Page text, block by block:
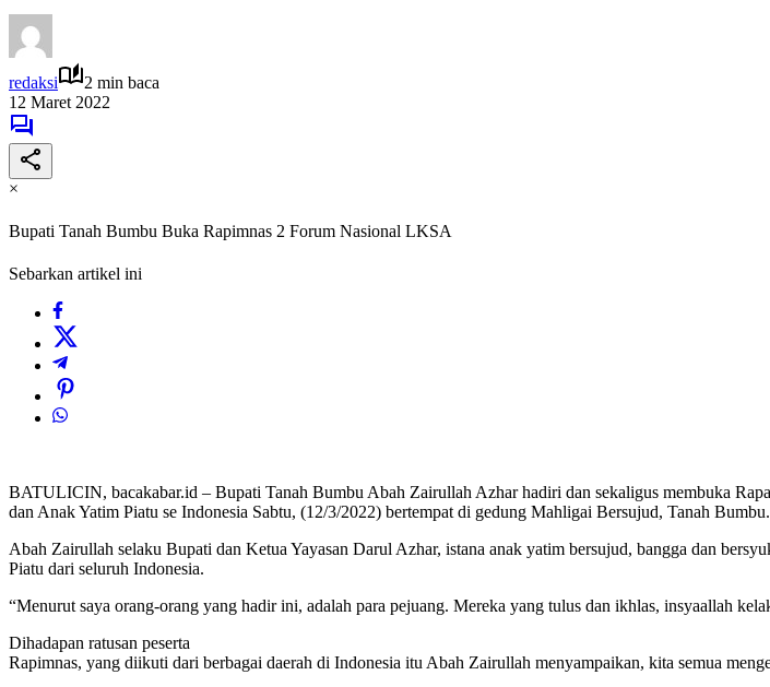
redaksi
2 min baca
12 Maret 2022
×
Bupati Tanah Bumbu Buka Rapimnas 2 Forum Nasional LKSA
Sebarkan artikel ini
BATULICIN, bacakabar.id – Bupati Tanah Bumbu Abah Zairullah Azhar hadiri dan sekaligus membuka
dan Anak Yatim Piatu se Indonesia Sabtu, (12/3/2022) bertempat di gedung Mahligai Bersujud, Tanah Bumbu.
Abah Zairullah selaku Bupati dan Ketua Yayasan Darul Azhar, istana anak yatim bersujud, bangga dan
Piatu dari seluruh Indonesia.
“Menurut saya orang-orang yang hadir ini, adalah para pejuang. Mereka yang tulus dan ikhlas, insyaallah
Dihadapan ratusan peserta
Rapimnas, yang diikuti dari berbagai daerah di Indonesia itu Abah Zairullah menyampaikan, kita semua